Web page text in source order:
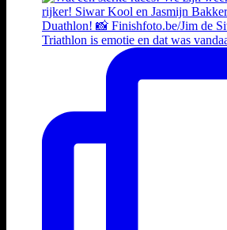
Triathlon is emotie en dat was